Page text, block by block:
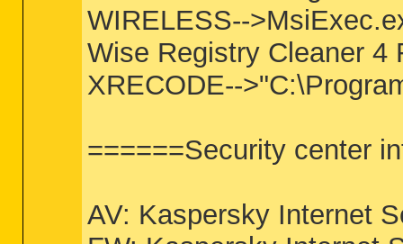
WIRELESS--
Wise Registry Cleaner 4
XRECODE--
======Security center
AV: Kaspersky Internet